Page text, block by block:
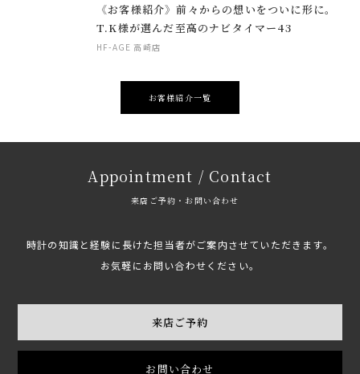
《お客様紹介》前々からの想いをついに形に。
T.K様が選んだ至高のナビタイマー43
HF-AGE 高崎店
お客様紹介一覧
Appointment / Contact
来店ご予約・お問い合わせ
時計の知識と経験に長けた担当者がご案内させていただきます。
お気軽にお問い合わせください。
来店ご予約
お問い合わせ